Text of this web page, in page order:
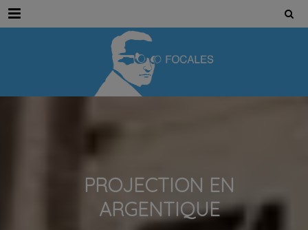
Menu
PROJECTION EN
ARGENTIQUE